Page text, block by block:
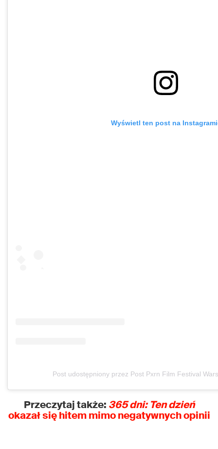
Wyświetl ten post na
Post udostępniony przez Post Pxrn Film Festival
Przeczytaj także: 365 dni: Ten dzień
okazał się hitem mimo negatywnych opinii